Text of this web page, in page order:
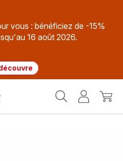
vous : bénéficiez de -15%
16 août 2026.
MonMon